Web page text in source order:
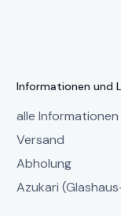
Informationen und
alle
Versand
Abholung
Azukari